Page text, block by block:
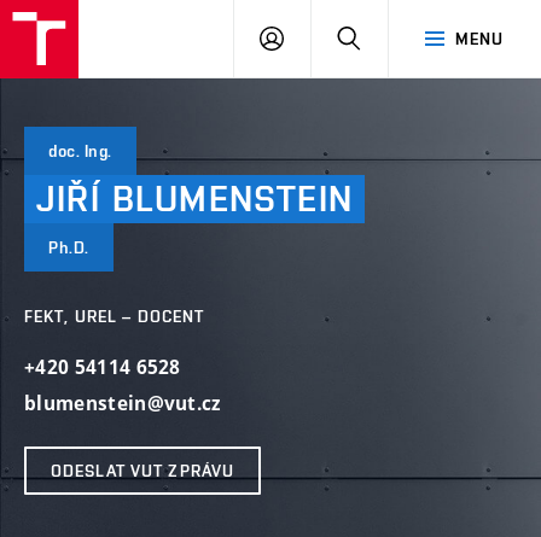
MENU
PŘIHLÁSIT
doc. Ing.
JIŘÍ BLUMENSTEIN
Ph.D.
FEKT, UREL – DOCENT
+420 54114 6528
blumenstein@vut.cz
ODESLAT VUT ZPRÁVU